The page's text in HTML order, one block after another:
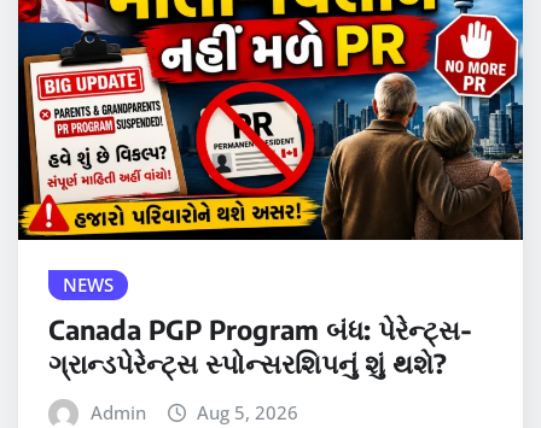
NEWS
Canada PGP Program બંધ: પેરેન્ટ્સ-
ગ્રાન્ડપેરેન્ટ્સ સ્પોન્સરશિપનું શું થશે?
Admin Aug 5, 2026